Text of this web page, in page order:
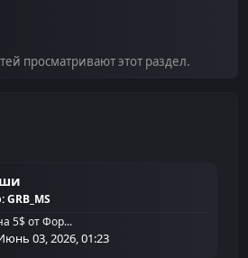
просматривают этот раздел.
GRB_MS
5$ от Фор...
03, 2026, 01:23